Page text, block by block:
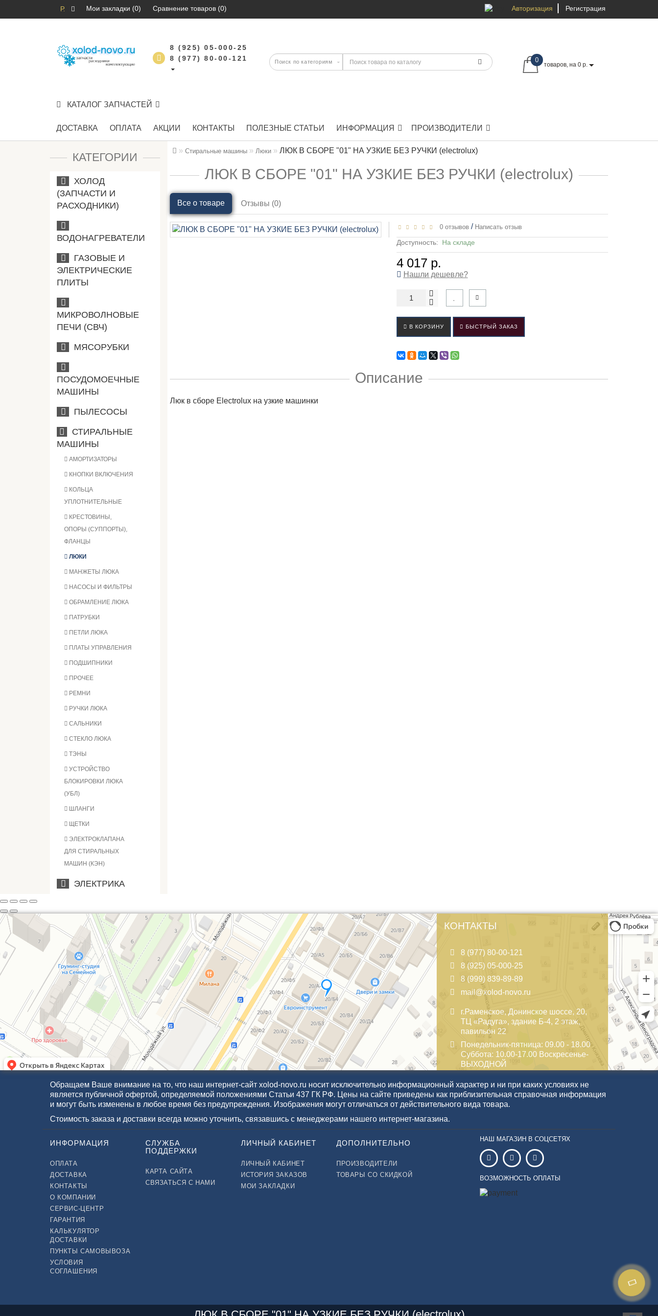
Р. Мои закладки (0) Сравнение товаров (0) Авторизация Регистрация
8 (925) 05-000-25
8 (977) 80-00-121
0
товаров, на 0 р.
КАТАЛОГ ЗАПЧАСТЕЙ
ДОСТАВКА ОПЛАТА АКЦИИ КОНТАКТЫ ПОЛЕЗНЫЕ СТАТЬИ ИНФОРМАЦИЯ ПРОИЗВОДИТЕЛИ
КАТЕГОРИИ
ХОЛОД
(ЗАПЧАСТИ И
РАСХОДНИКИ)
ВОДОНАГРЕВАТЕЛИ
ГАЗОВЫЕ И
ЭЛЕКТРИЧЕСКИЕ
ПЛИТЫ
МИКРОВОЛНОВЫЕ
ПЕЧИ (СВЧ)
МЯСОРУБКИ
ПОСУДОМОЕЧНЫЕ
МАШИНЫ
ПЫЛЕСОСЫ
СТИРАЛЬНЫЕ
МАШИНЫ
АМОРТИЗАТОРЫ
КНОПКИ ВКЛЮЧЕНИЯ
КОЛЬЦА
УПЛОТНИТЕЛЬНЫЕ
КРЕСТОВИНЫ,
ОПОРЫ (СУППОРТЫ),
ФЛАНЦЫ
ЛЮКИ
МАНЖЕТЫ ЛЮКА
НАСОСЫ И ФИЛЬТРЫ
ОБРАМЛЕНИЕ ЛЮКА
ПАТРУБКИ
ПЕТЛИ ЛЮКА
ПЛАТЫ УПРАВЛЕНИЯ
ПОДШИПНИКИ
ПРОЧЕЕ
РЕМНИ
РУЧКИ ЛЮКА
САЛЬНИКИ
СТЕКЛО ЛЮКА
ТЭНЫ
УСТРОЙСТВО
БЛОКИРОВКИ ЛЮКА
(УБЛ)
ШЛАНГИ
ЩЕТКИ
ЭЛЕКТРОКЛАПАНА
ДЛЯ СТИРАЛЬНЫХ
МАШИН (КЭН)
ЭЛЕКТРИКА
Стиральные машины Люки ЛЮК В СБОРЕ "01" НА УЗКИЕ БЕЗ РУЧКИ (electrolux)
ЛЮК В СБОРЕ "01" НА УЗКИЕ БЕЗ РУЧКИ (electrolux)
Все о товаре Отзывы (0)
0 отзывов / Написать отзыв
Доступность: На складе
4 017 р.
Нашли дешевле?
В КОРЗИНУ БЫСТРЫЙ ЗАКАЗ
Описание
Люк в сборе Electrolux на узкие машинки
КОНТАКТЫ
8 (977) 80-00-121
8 (925) 05-000-25
8 (999) 839-89-89
mail@xolod-novo.ru
г.Раменское, Донинское шоссе, 20,
ТЦ «Радуга», здание Б-4, 2 этаж,
павильон 22
Понедельник-пятница: 09.00 - 18.00
Суббота: 10.00-17.00 Воскресенье-
ВЫХОДНОЙ
Обращаем Ваше внимание на то, что наш интернет-сайт xolod-novo.ru носит исключительно информационный характер и ни при каких условиях не
является публичной офертой, определяемой положениями Статьи 437 ГК РФ. Цены на сайте приведены как приблизительная справочная информация
и могут быть изменены в любое время без предупреждения. Изображения могут отличаться от действительного вида товара.
Стоимость заказа и доставки всегда можно уточнить, связавшись с менеджерами нашего интернет-магазина.
ИНФОРМАЦИЯ
ОПЛАТА
ДОСТАВКА
КОНТАКТЫ
О КОМПАНИИ
СЕРВИС-ЦЕНТР
ГАРАНТИЯ
КАЛЬКУЛЯТОР
ДОСТАВКИ
ПУНКТЫ САМОВЫВОЗА
УСЛОВИЯ
СОГЛАШЕНИЯ
СЛУЖБА
ПОДДЕРЖКИ
КАРТА САЙТА
СВЯЗАТЬСЯ С НАМИ
ЛИЧНЫЙ КАБИНЕТ
ЛИЧНЫЙ КАБИНЕТ
ИСТОРИЯ ЗАКАЗОВ
МОИ ЗАКЛАДКИ
ДОПОЛНИТЕЛЬНО
ПРОИЗВОДИТЕЛИ
ТОВАРЫ СО СКИДКОЙ
НАШ МАГАЗИН В СОЦСЕТЯХ
ВОЗМОЖНОСТЬ ОПЛАТЫ